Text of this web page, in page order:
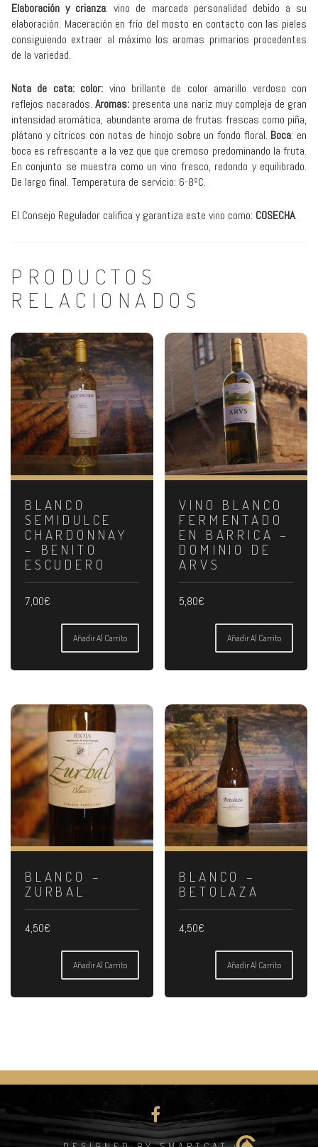
Elaboración y crianza: vino de marcada personalidad debido a su
elaboración. Maceración en frío del mosto en contacto con las pieles
consiguiendo extraer al máximo los aromas primarios procedentes
de la variedad.
Nota de cata: color: vino brillante de color amarillo verdoso con
reflejos nacarados.Aromas: presenta una nariz muy compleja de gran
intensidad aromática, abundante aroma de frutas frescas como piña,
plátano y cítricos con notas de hinojo sobre un fondo floral. Boca: en
boca es refrescante a la vez que que cremoso predominando la fruta.
En conjunto se muestra como un vino fresco, redondo y equilibrado.
De largo final. Temperatura de servicio: 6-8ºC.
El Consejo Regulador califica y garantiza este vino como: COSECHA.
PRODUCTOS
RELACIONADOS
BLANCO
SEMIDULCE
CHARDONNAY
– BENITO
ESCUDERO
7,00€
Añadir Al Carrito
VINO BLANCO
FERMENTADO
EN BARRICA –
DOMINIO DE
ARVS
5,80€
Añadir Al Carrito
BLANCO –
ZURBAL
4,50€
Añadir Al Carrito
BLANCO –
BETOLAZA
4,50€
Añadir Al Carrito